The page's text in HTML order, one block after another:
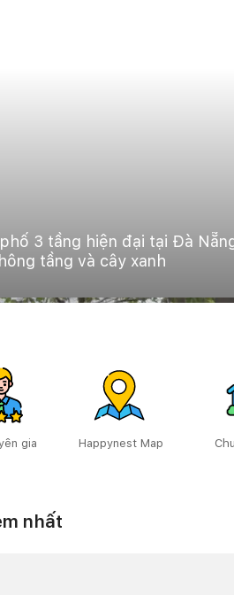
3 tầng hiện đại tại Đà
tầng và cây xanh
gia Happynest Map
nhất